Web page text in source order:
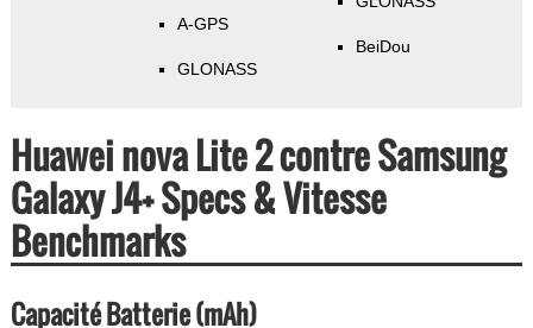
A-GPS
GLONASS
BeiDou
Huawei nova Lite 2 contre Samsung
Galaxy J4+ Specs & Vitesse
Benchmarks
Capacité Batterie (mAh)